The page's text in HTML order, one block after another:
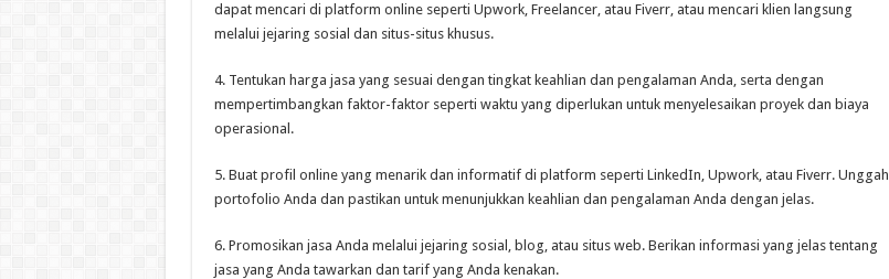
dapat mencari di platform online seperti Upwork, Freelancer, atau Fiverr, atau mencari klien langsung
melalui jejaring sosial dan situs-situs khusus.
4. Tentukan harga jasa yang sesuai dengan tingkat keahlian dan pengalaman Anda, serta dengan
mempertimbangkan faktor-faktor seperti waktu yang diperlukan untuk menyelesaikan proyek dan biaya
operasional.
5. Buat profil online yang menarik dan informatif di platform seperti LinkedIn, Upwork, atau Fiverr. Unggah
portofolio Anda dan pastikan untuk menunjukkan keahlian dan pengalaman Anda dengan jelas.
6. Promosikan jasa Anda melalui jejaring sosial, blog, atau situs web. Berikan informasi yang jelas tentang
jasa yang Anda tawarkan dan tarif yang Anda kenakan.